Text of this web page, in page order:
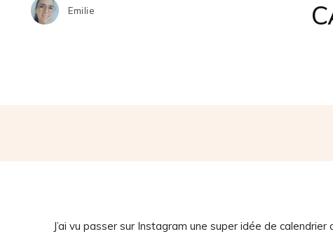
Emilie
J’ai vu passer sur Instagram une super idée de